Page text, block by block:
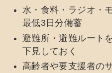
水・食料・ラジオ・
最低3日分備蓄
避難所・避難ルート
下見しておく
高齢者や要支援者の